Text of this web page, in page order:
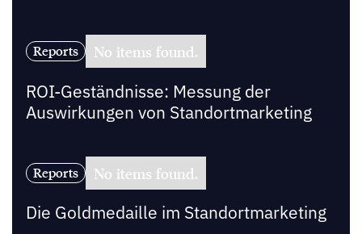
Reports No items found.
ROI-Geständnisse: Messung der
Auswirkungen von Standortmarketing
Reports No items found.
Die Goldmedaille im Standortmarketing